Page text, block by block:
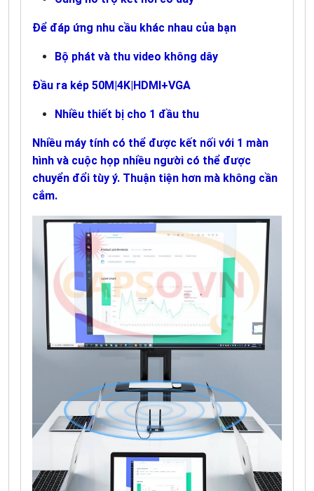
Để đáp ứng nhu cầu khác nhau của bạn
Bộ phát và thu video không dây
Đầu ra kép 50M|4K|HDMI+VGA
Nhiều thiết bị cho 1 đầu thu
Nhiều máy tính có thể được kết nối với 1 màn
hình và cuộc họp nhiều người có thể được
chuyển đổi tùy ý. Thuận tiện hơn mà không cần
cắm.